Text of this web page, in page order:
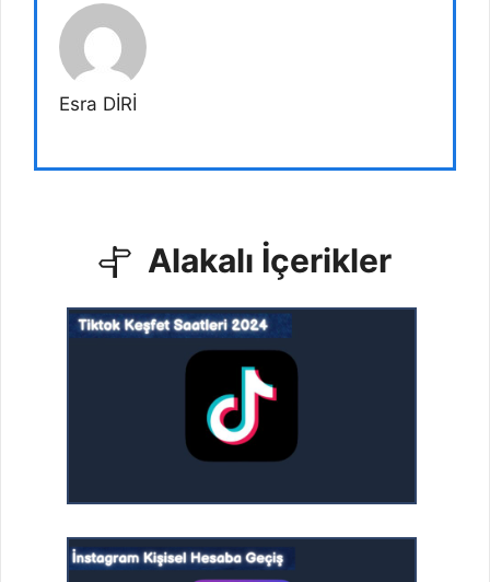
Esra DİRİ
Alakalı İçerikler